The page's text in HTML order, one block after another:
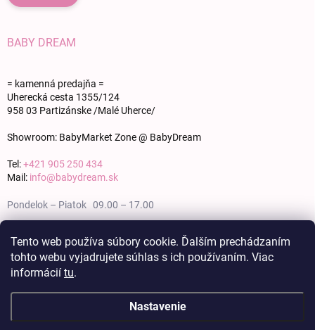
Tento web používa súbory cookie. Ďalším prechádzaním
tohto webu vyjadrujete súhlas s ich používaním. Viac
informácií tu.
Nastavenie
BABY DREAM
= kamenná predajňa =
Uherecká cesta 1355/124
958 03 Partizánske /Malé Uherce/
Showroom: BabyMarket Zone @ BabyDream
Tel:+421 905 250 434
Mail: info@babydream.sk
Pondelok – Piatok 09.00 – 17.00
Nedeľa zatvorené